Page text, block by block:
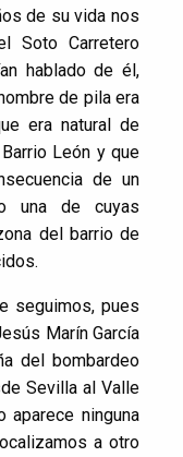
de su vida nos
Soto Carretero
hablado de él,
de pila era
era natural de
León y que
de un
una de cuyas
del barrio de
seguimos, pues
Marín García
del bombardeo
Sevilla al Valle
ninguna
a otro